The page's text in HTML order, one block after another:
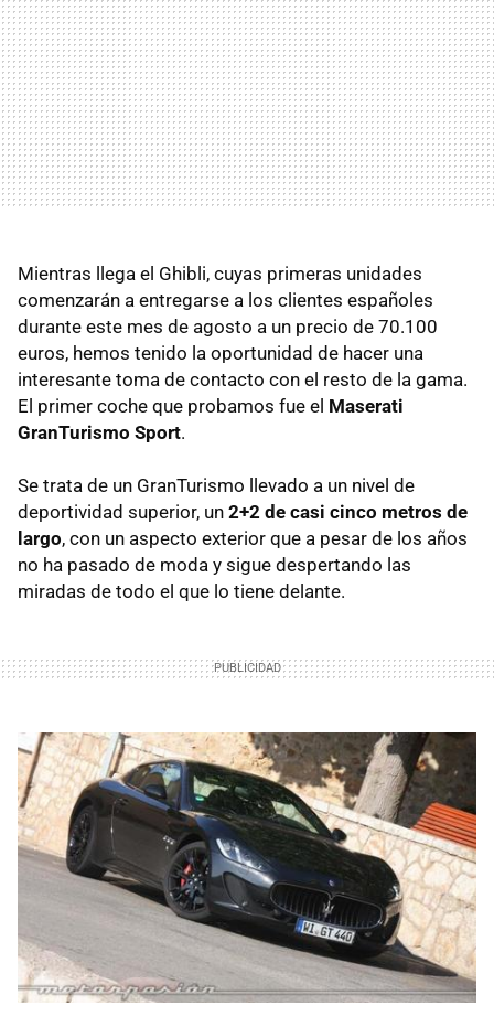
Mientras llega el Ghibli, cuyas primeras unidades
comenzarán a entregarse a los clientes españoles
durante este mes de agosto a un precio de 70.100
euros, hemos tenido la oportunidad de hacer una
interesante toma de contacto con el resto de la gama.
El primer coche que probamos fue el Maserati
GranTurismo Sport.
Se trata de un GranTurismo llevado a un nivel de
deportividad superior, un 2+2 de casi cinco metros de
largo, con un aspecto exterior que a pesar de los años
no ha pasado de moda y sigue despertando las
miradas de todo el que lo tiene delante.